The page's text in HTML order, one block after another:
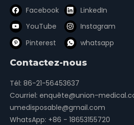
Masque protecteur FFP2
1 2 3
casques de sécurité
respirateurs
gilets
lunettes de protection
Facebook
LinkedIn
YouTube
Instagram
Pinterest
whatsapp
Contactez-nous
Tél: 86-21-56453637
Courriel: enquête@union-
umedisposable@gmail.com
WhatsApp: +86 - 18653155720